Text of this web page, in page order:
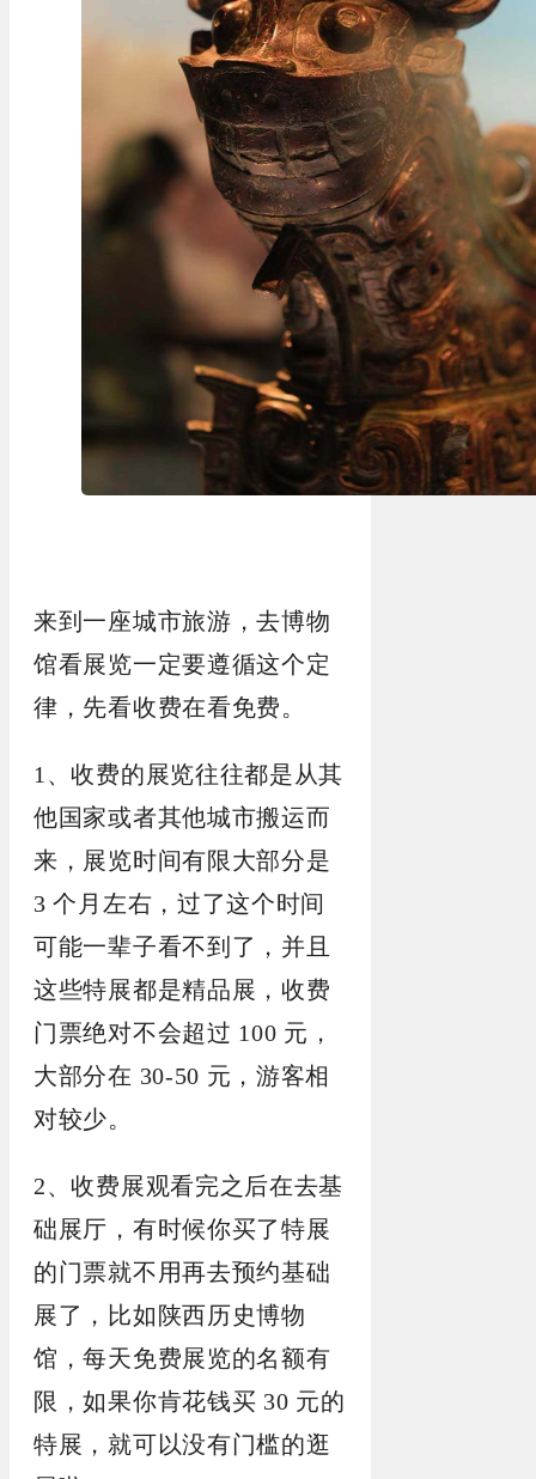
来到一座城市旅游，去博物
馆看展览一定要遵循这个定
律，先看收费在看免费。
1、收费的展览往往都是从其
他国家或者其他城市搬运而
来，展览时间有限大部分是
3 个月左右，过了这个时间
可能一辈子看不到了，并且
这些特展都是精品展，收费
门票绝对不会超过 100 元，
大部分在 30-50 元，游客相
对较少。
2、收费展观看完之后在去基
础展厅，有时候你买了特展
的门票就不用再去预约基础
展了，比如陕西历史博物
馆，每天免费展览的名额有
限，如果你肯花钱买 30 元的
特展，就可以没有门槛的逛